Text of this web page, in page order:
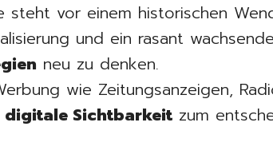
steht vor einem historischen
und ein rasant
neu zu denken.
wie Zeitungsanzeigen,
digitale Sichtbarkeit zum